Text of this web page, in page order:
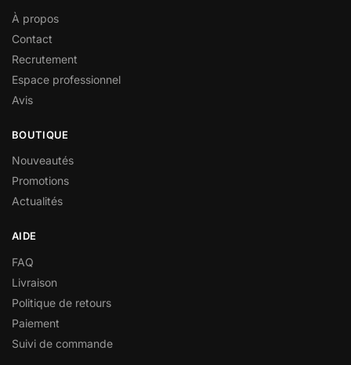
À propos
Contact
Recrutement
Espace professionnel
Avis
BOUTIQUE
Nouveautés
Promotions
Actualités
AIDE
FAQ
Livraison
Politique de retours
Paiement
Suivi de commande